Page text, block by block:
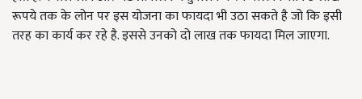
रूपये तक के लोन पर इस योजना का फायदा भी उठा सकते है जो कि इसी
तरह का कार्य कर रहे है. इससे उनको दो लाख तक फायदा मिल जाएगा.